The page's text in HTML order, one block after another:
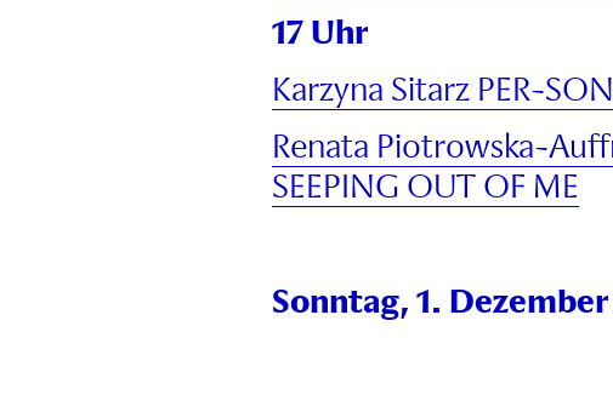
17 Uhr
Karzyna Sitarz PER-
Renata Piotrowska-
SEEPING OUT OF ME
Sonntag, 1.